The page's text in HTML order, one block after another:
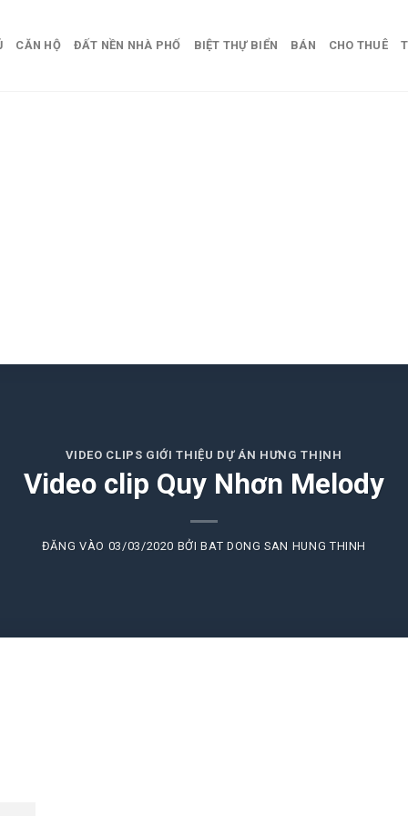
CĂN HỘ ĐẤT NỀN NHÀ PHỐ BIỆT THỰ BIỂN BÁN CHO THUÊ
VIDEO CLIPS GIỚI THIỆU DỰ ÁN HƯNG THỊNH
Video clip Quy Nhơn Melody
ĐĂNG VÀO 03/03/2020 BỞIBAT DONG SAN HUNG THINH